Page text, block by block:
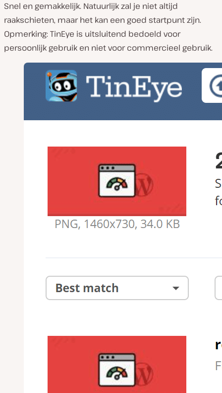
Snel en gemakkelijk. Natuurlijk zal je niet altijd
raakschieten, maar het kan een goed startpunt zijn.
Opmerking: TinEye is uitsluitend bedoeld voor
persoonlijk gebruik en niet voor commercieel gebruik.